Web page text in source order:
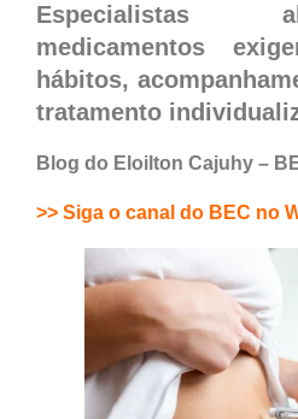
Especialistas
medicamentos
hábitos,
tratamento
Blog do Eloilton Cajuhy –
>> Siga o canal do BEC no